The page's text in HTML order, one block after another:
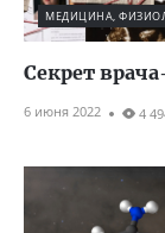
МЕДИЦИНА,
Секрет
6 июня 2022 4